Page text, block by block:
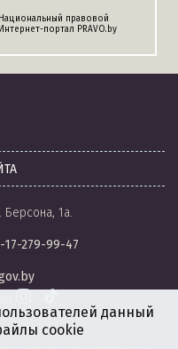
Национальный правовой
Интернет-портал PRAVO.by
Берсона, 1а.
17-279-99-47
данный
cookie